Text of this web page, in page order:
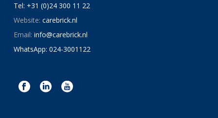
Tel: +31 (0)24 300 11 22
Website:carebrick.nl
Email:info@carebrick.nl
WhatsApp: 024-3001122